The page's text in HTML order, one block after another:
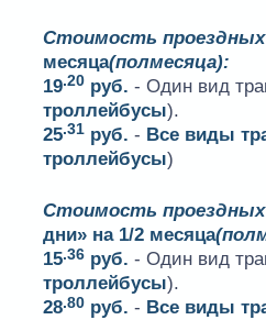
Стоимость
месяца(полмесяца):
19.20 руб. - Один вид
троллейбусы).
25.31 руб. - Все виды
троллейбусы)
Стоимость
дни» на 1/2 месяца
15.36 руб. - Один вид
троллейбусы).
28.80 руб. - Все виды